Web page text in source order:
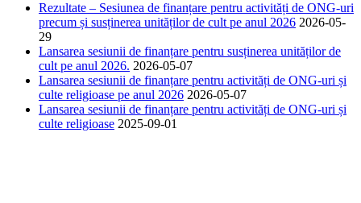
Rezultate – Sesiunea de finanțare pentru activități de ONG-uri
precum și susținerea unităților de cult pe anul 2026 2026-05-
29
Lansarea sesiunii de finanțare pentru susținerea unităților de
cult pe anul 2026. 2026-05-07
Lansarea sesiunii de finanțare pentru activități de ONG-uri și
culte religioase pe anul 2026 2026-05-07
Lansarea sesiunii de finanțare pentru activități de ONG-uri și
culte religioase 2025-09-01